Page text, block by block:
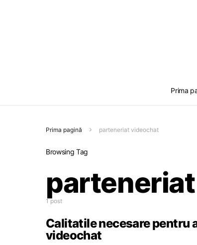
Prima
Prima pagină parteneriat videochat
Browsing Tag
1 post
Calitatile necesare pentru
videochat